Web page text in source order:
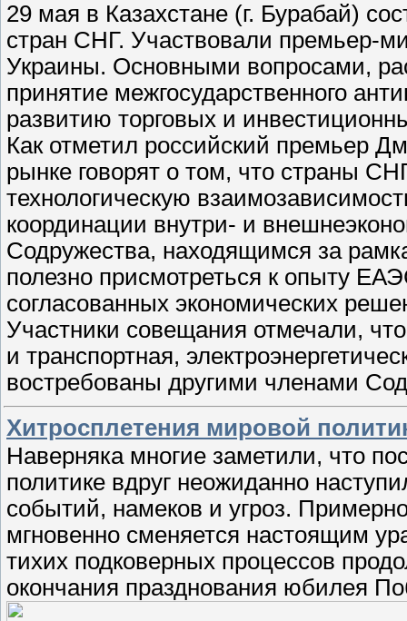
29 мая в Казахстане (г. Бурабай)
стран СНГ. Участвовали премьер-
Украины. Основными вопросами,
принятие межгосударственного
развитию торговых и
Как отметил российский премьер
рынке говорят о том, что страны
технологическую
координации внутри- и
Содружества, находящимся за
полезно присмотреться к опыту
согласованных экономических
Участники совещания отмечали,
и транспортная,
востребованы другими членами
Хитросплетения мировой
Наверняка многие заметили, что
политике вдруг неожиданно
событий, намеков и угроз.
мгновенно сменяется настоящим
тихих подковерных процессов
окончания празднования юбилея